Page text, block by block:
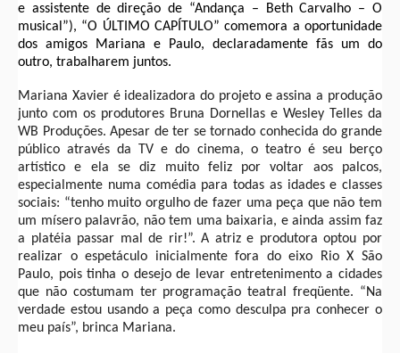
e assistente de direção de “Andança – Beth Carvalho – O
musical”), “O ÚLTIMO CAPÍTULO” comemora a oportunidade
dos amigos Mariana e Paulo, declaradamente fãs um do
outro, trabalharem juntos.
Mariana Xavier é idealizadora do projeto e assina a produção
junto com os produtores Bruna Dornellas e Wesley Telles da
WB Produções. Apesar de ter se tornado conhecida do grande
público através da TV e do cinema, o teatro é seu berço
artístico e ela se diz muito feliz por voltar aos palcos,
especialmente numa comédia para todas as idades e classes
sociais: “tenho muito orgulho de fazer uma peça que não tem
um mísero palavrão, não tem uma baixaria, e ainda assim faz
a platéia passar mal de rir!”. A atriz e produtora optou por
realizar o espetáculo inicialmente fora do eixo Rio X São
Paulo, pois tinha o desejo de levar entretenimento a cidades
que não costumam ter programação teatral freqüente. “Na
verdade estou usando a peça como desculpa pra conhecer o
meu país”, brinca Mariana.